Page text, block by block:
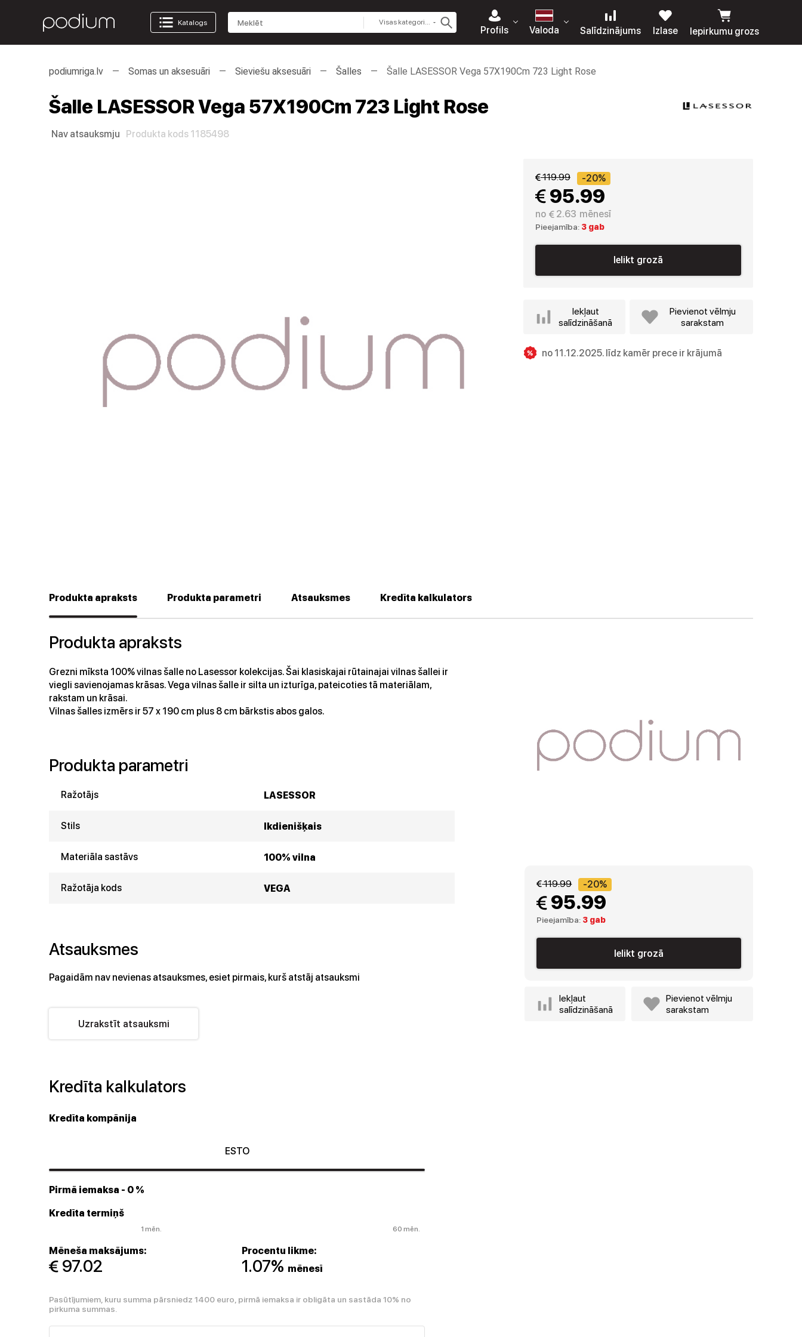
Katalogs Visas kategorijas
Profils Valoda Salīdzinājums Izlase Iepirkumu grozs
podiumriga.lv Somas un aksesuāri Sieviešu aksesuāri Šalles Šalle LASESSOR Vega 57X190Cm 723 Light Rose
Šalle LASESSOR Vega 57X190Cm 723 Light Rose
Nav atsauksmju Produkta kods 1185498
119.99 -20%
95.99
no 2.63 mēnesī
Pieejamība: 3 gab
Ielikt grozā
Iekļaut
salīdzināšanā
Pievienot vēlmju
sarakstam
no 11.12.2025. līdz kamēr prece ir krājumā
Produkta apraksts Produkta parametri Atsauksmes Kredīta kalkulators
Produkta apraksts
Grezni mīksta 100% vilnas šalle no Lasessor kolekcijas. Šai klasiskajai rūtainajai vilnas šallei ir
viegli savienojamas krāsas. Vega vilnas šalle ir silta un izturīga, pateicoties tā materiālam,
rakstam un krāsai.
Vilnas šalles izmērs ir 57 x 190 cm plus 8 cm bārkstis abos galos.
Produkta parametri
Ražotājs LASESSOR
Stils Ikdienišķais
Materiāla sastāvs 100% vilna
Ražotāja kods VEGA
Atsauksmes
Pagaidām nav nevienas atsauksmes, esiet pirmais, kurš atstāj atsauksmi
Uzrakstīt atsauksmi
Kredīta kalkulators
Kredīta kompānija
ESTO
Pirmā iemaksa - 0 %
Kredīta termiņš
1 mēn. 60 mēn.
Mēneša maksājums:
97.02
Procentu likme:
1.07% mēnesī
Pasūtījumiem, kuru summa pārsniedz 1400 euro, pirmā iemaksa ir obligāta un sastāda 10% no
pirkuma summas.
119.99 -20%
95.99
Pieejamība: 3 gab
Ielikt grozā
Iekļaut
salīdzināšanā
Pievienot vēlmju
sarakstam